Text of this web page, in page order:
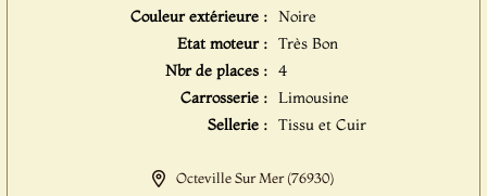
Couleur extérieure : Noire
Etat moteur : Très Bon
Nbr de places : 4
Carrosserie : Limousine
Sellerie : Tissu et Cuir
Octeville Sur Mer (76930)